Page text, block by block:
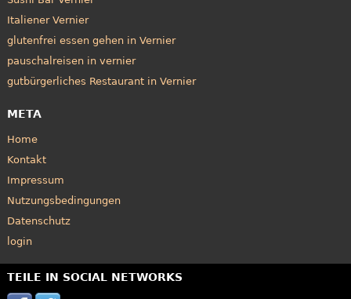
Italiener Vernier
glutenfrei essen gehen in Vernier
pauschalreisen in vernier
gutbürgerliches Restaurant in Vernier
META
Home
Kontakt
Impressum
Nutzungsbedingungen
Datenschutz
login
TEILE IN SOCIAL NETWORKS